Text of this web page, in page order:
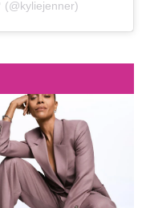
(@kyliejenner)